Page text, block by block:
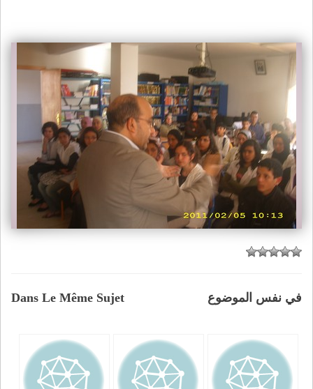
Dans Le Même Sujet في نفس الموضوع